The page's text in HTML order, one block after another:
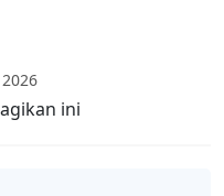
ini